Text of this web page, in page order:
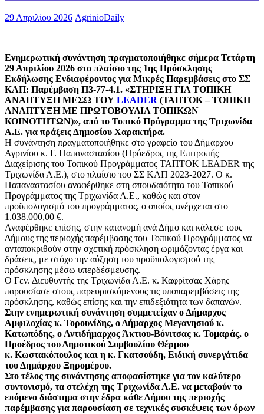
29 Απριλίου 2026 AgrinioDaily
Ενημερωτική συνάντηση πραγματοποιήθηκε σήμερα Τετάρτη
29 Απριλίου 2026 στο πλαίσιο της 1ης Πρόσκλησης
Εκδήλωσης Ενδιαφέροντος για Μικρές Παρεμβάσεις στο ΣΣ
ΚΑΠ: Παρέμβαση Π3-77-4.1. «ΣΤΗΡΙΞΗ ΓΙΑ ΤΟΠΙΚΗ
ΑΝΑΠΤΥΞΗ ΜΕΣΩ ΤΟΥ LEADER (ΤΑΠΤΟΚ – ΤΟΠΙΚΗ
ΑΝΑΠΤΥΞΗ ΜΕ ΠΡΩΤΟΒΟΥΛΙΑ ΤΟΠΙΚΩΝ
ΚΟΙΝΟΤΗΤΩΝ)», από το Τοπικό Πρόγραμμα της Τριχωνίδα
Α.Ε. για πράξεις Δημοσίου Χαρακτήρα.
Η συνάντηση πραγματοποιήθηκε στο γραφείο του Δήμαρχου
Αγρινίου κ. Γ. Παπαναστασίου (Πρόεδρος της Επιτροπής
Διαχείρισης του Τοπικού Προγράμματος ΤΑΠΤΟΚ LEADER της
Τριχωνίδα Α.Ε.), στο πλαίσιο του ΣΣ ΚΑΠ 2023-2027. Ο κ.
Παπαναστασίου αναφέρθηκε στη σπουδαιότητα του Τοπικού
Προγράμματος της Τριχωνίδα Α.Ε., καθώς και στον
προϋπολογισμό του προγράμματος, ο οποίος ανέρχεται στο
1.038.000,00 €.
Αναφέρθηκε επίσης, στην κατανομή ανά Δήμο και κάλεσε τους
Δήμους της περιοχής παρέμβασης του Τοπικού Προγράμματος να
ανταποκριθούν στην σχετική πρόσκληση ωριμάζοντας έργα και
δράσεις, με στόχο την αύξηση του προϋπολογισμού της
πρόσκλησης μέσω υπερδέσμευσης.
Ο Γεν. Διευθυντής της Τριχωνίδα Α.Ε. κ. Καφρίτσας Χάρης
παρουσίασε στους παρευρισκόμενους τις υποπαρεμβάσεις της
πρόσκλησης, καθώς επίσης και την επιδεξιότητα των δαπανών.
Στην ενημερωτική συνάντηση συμμετείχαν ο Δήμαρχος
Αμφιλοχίας κ. Τορουνίδης, ο Δήμαρχος Μεγανησιού κ.
Κατωπόδης, ο Αντιδήμαρχος Άκτιου-Βόνιτσας κ. Τομαράς, ο
Προέδρος του Δημοτικού Συμβουλίου Θέρμου
κ. Κωστακόπουλος και η κ. Γκατσούδη, Ειδική συνεργάτιδα
του Δημάρχου Ξηρομέρου.
Στο τέλος της συνάντησης αποφασίστηκε για τον καλύτερο
συντονισμό, τα στελέχη της Τριχωνίδα Α.Ε. να μεταβούν το
επόμενο διάστημα στην έδρα κάθε Δήμου της περιοχής
παρέμβασης για παρουσίαση σε τεχνικές συσκέψεις των όρων